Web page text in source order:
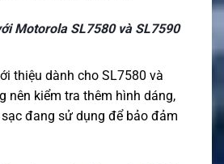
Motorola SL7580 và SL7590
thiệu dành cho SL7580 và
nên kiểm tra thêm hình dáng,
đang sử dụng để bảo đảm